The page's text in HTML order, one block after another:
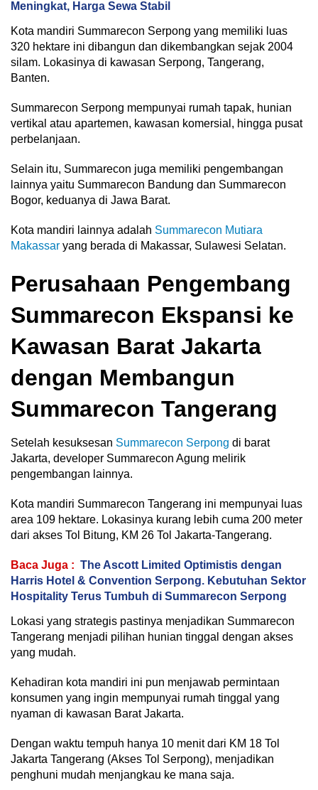
Meningkat, Harga Sewa Stabil
Kota mandiri Summarecon Serpong yang memiliki luas
320 hektare ini dibangun dan dikembangkan sejak 2004
silam. Lokasinya di kawasan Serpong, Tangerang,
Banten.
Summarecon Serpong mempunyai rumah tapak, hunian
vertikal atau apartemen, kawasan komersial, hingga pusat
perbelanjaan.
Selain itu, Summarecon juga memiliki pengembangan
lainnya yaitu Summarecon Bandung dan Summarecon
Bogor, keduanya di Jawa Barat.
Kota mandiri lainnya adalah Summarecon Mutiara
Makassar yang berada di Makassar, Sulawesi Selatan.
Perusahaan Pengembang
Summarecon Ekspansi ke
Kawasan Barat Jakarta
dengan Membangun
Summarecon Tangerang
Setelah kesuksesan Summarecon Serpong di barat
Jakarta, developer Summarecon Agung melirik
pengembangan lainnya.
Kota mandiri Summarecon Tangerang ini mempunyai luas
area 109 hektare. Lokasinya kurang lebih cuma 200 meter
dari akses Tol Bitung, KM 26 Tol Jakarta-Tangerang.
Baca Juga : The Ascott Limited Optimistis dengan
Harris Hotel & Convention Serpong. Kebutuhan Sektor
Hospitality Terus Tumbuh di Summarecon Serpong
Lokasi yang strategis pastinya menjadikan Summarecon
Tangerang menjadi pilihan hunian tinggal dengan akses
yang mudah.
Kehadiran kota mandiri ini pun menjawab permintaan
konsumen yang ingin mempunyai rumah tinggal yang
nyaman di kawasan Barat Jakarta.
Dengan waktu tempuh hanya 10 menit dari KM 18 Tol
Jakarta Tangerang (Akses Tol Serpong), menjadikan
penghuni mudah menjangkau ke mana saja.